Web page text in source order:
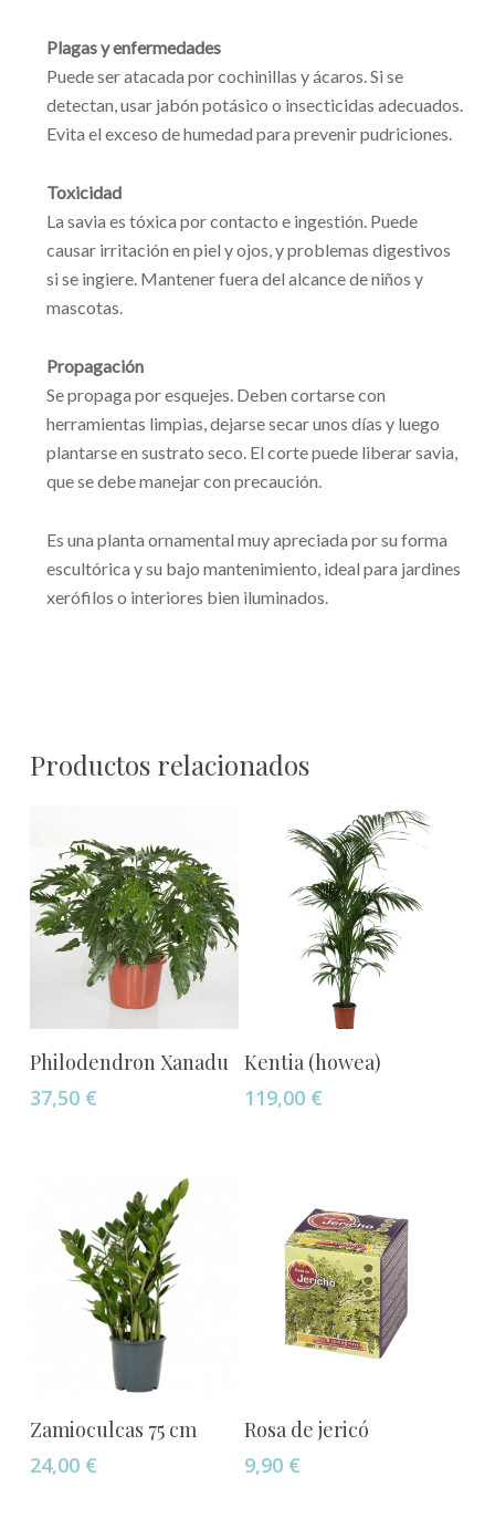
Plagas y enfermedades
Puede ser atacada por cochinillas y ácaros. Si se
detectan, usar jabón potásico o insecticidas adecuados.
Evita el exceso de humedad para prevenir pudriciones.
Toxicidad
La savia es tóxica por contacto e ingestión. Puede
causar irritación en piel y ojos, y problemas digestivos
si se ingiere. Mantener fuera del alcance de niños y
mascotas.
Propagación
Se propaga por esquejes. Deben cortarse con
herramientas limpias, dejarse secar unos días y luego
plantarse en sustrato seco. El corte puede liberar savia,
que se debe manejar con precaución.
Es una planta ornamental muy apreciada por su forma
escultórica y su bajo mantenimiento, ideal para jardines
xerófilos o interiores bien iluminados.
Productos relacionados
Añadir Al Carrito
Philodendron Xanadu
37,50 €
Añadir Al Carrito
Kentia (howea)
119,00 €
Añadir Al Carrito
Zamioculcas 75 cm
24,00 €
Añadir Al Carrito
Rosa de jericó
9,90 €